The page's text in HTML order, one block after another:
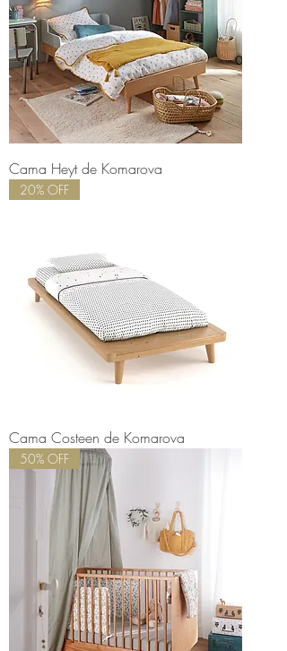
Cama Heyt de Komarova
20% OFF
Cama Costeen de Komarova
50% OFF